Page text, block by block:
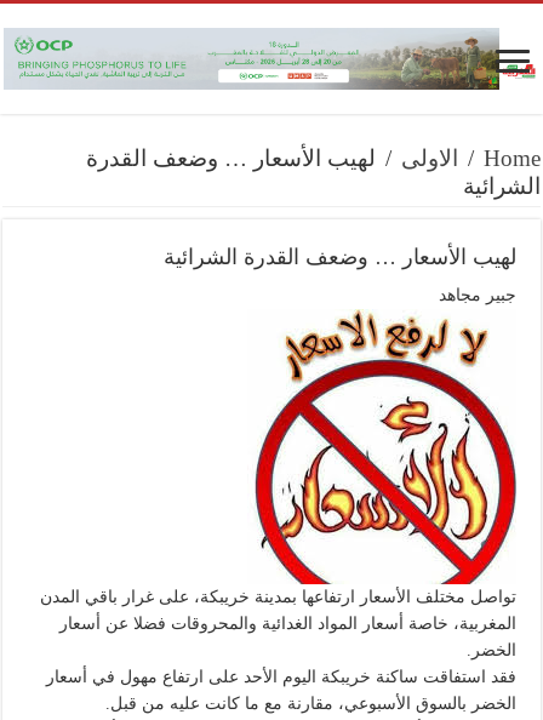
Home
/ الاولى / لهيب الأسعار … وضعف القدرة
الشرائية
لهيب الأسعار … وضعف القدرة الشرائية
جبير مجاهد
تواصل مختلف الأسعار ارتفاعها بمدينة خريبكة، على غرار باقي المدن
المغربية، خاصة أسعار المواد الغدائية والمحروقات فضلا عن أسعار
الخضر.
فقد استفاقت ساكنة خريبكة اليوم الأحد على ارتفاع مهول في أسعار
الخضر بالسوق الأسبوعي، مقارنة مع ما كانت عليه من قبل.